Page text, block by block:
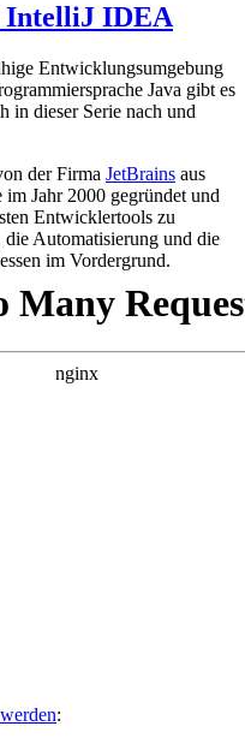
IntelliJ IDEA
Entwicklungsumgebung
Java gibt es
in dieser Serie nach und
der Firma JetBrains aus
Jahr 2000 gegründet und
Entwicklertools zu
Automatisierung und die
im Vordergrund.
: